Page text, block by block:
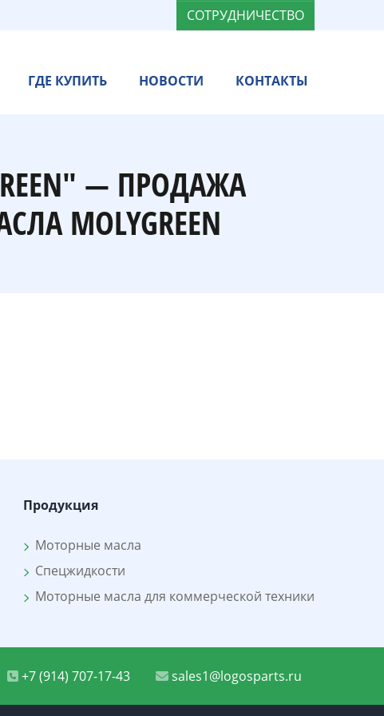
ГДЕ КУПИТЬ НОВОСТИ КОНТАКТЫ
СОТРУДНИЧЕСТВО
— ПРОДАЖА
MOLYGREEN
Продукция
Моторные масла
Спецжидкости
Моторные масла для коммерческой техники
+7 (914) 707-17-43 sales1@logosparts.ru